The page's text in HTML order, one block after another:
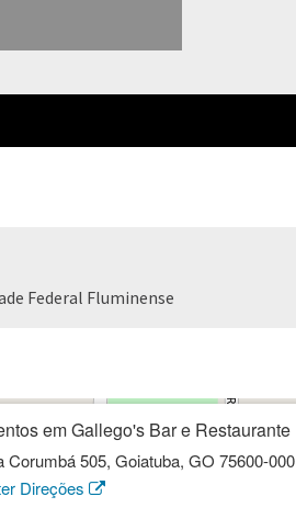
Federal Fluminense
em Gallego's Bar e Restaurante
Corumbá 505, Goiatuba, GO 75600-000
Direções